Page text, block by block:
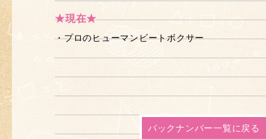
★現在★
・プロのヒューマンビートボクサー
バックナンバー一覧に戻る